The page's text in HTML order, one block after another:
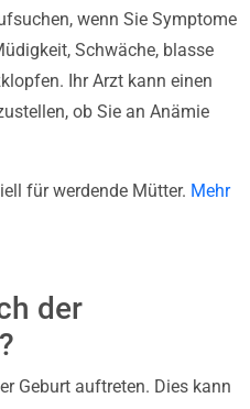
wenn Sie Symptome
Schwäche, blasse
Ihr Arzt kann einen
ob Sie an Anämie
für werdende Mütter. Mehr
der
Geburt auftreten. Dies kann